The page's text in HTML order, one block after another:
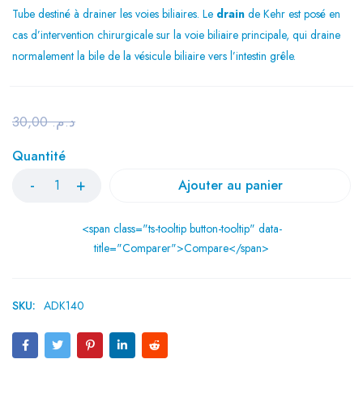
Tube destiné à drainer les voies biliaires. Le drain de Kehr est posé en
cas d’intervention chirurgicale sur la voie biliaire principale, qui draine
normalement la bile de la vésicule biliaire vers l’intestin grêle.
د.م.30,00
Quantité
Ajouter au panier
<span class="ts-tooltip button-tooltip" data-
title="Comparer">Compare</span>
SKU: ADK140